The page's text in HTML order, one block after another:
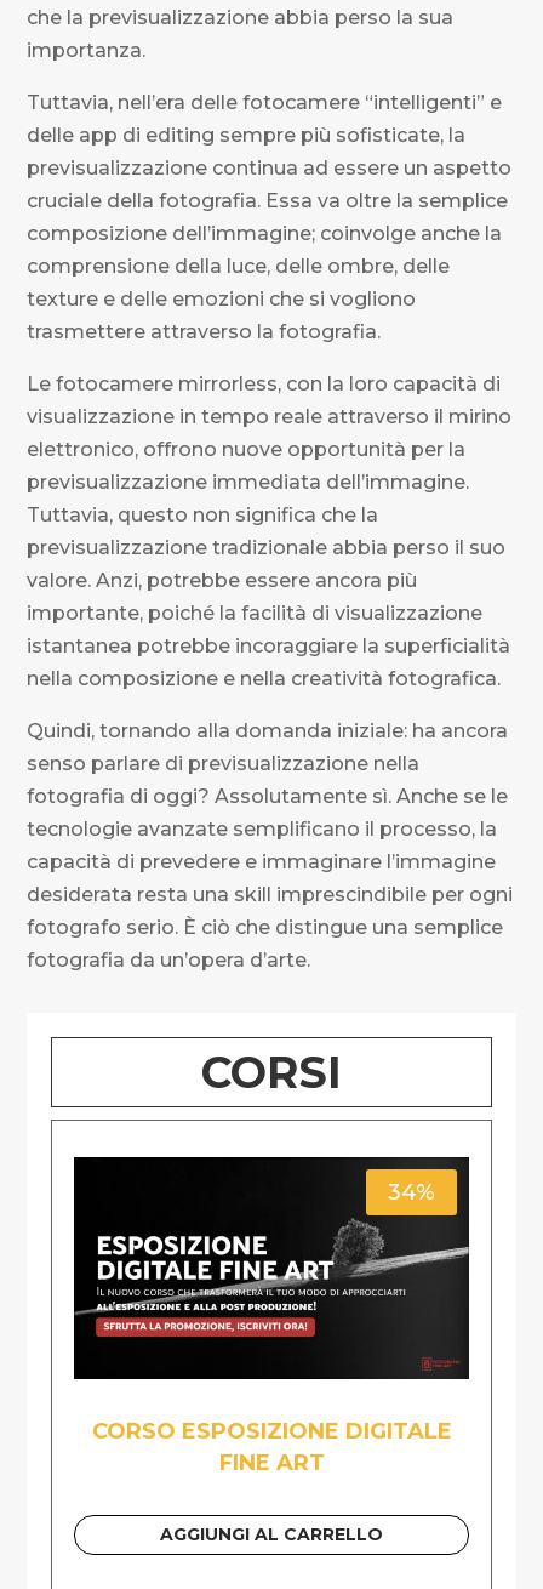
che la previsualizzazione abbia perso la sua
importanza.
Tuttavia, nell’era delle fotocamere “intelligenti” e
delle app di editing sempre più sofisticate, la
previsualizzazione continua ad essere un aspetto
cruciale della fotografia. Essa va oltre la semplice
composizione dell’immagine; coinvolge anche la
comprensione della luce, delle ombre, delle
texture e delle emozioni che si vogliono
trasmettere attraverso la fotografia.
Le fotocamere mirrorless, con la loro capacità di
visualizzazione in tempo reale attraverso il mirino
elettronico, offrono nuove opportunità per la
previsualizzazione immediata dell’immagine.
Tuttavia, questo non significa che la
previsualizzazione tradizionale abbia perso il suo
valore. Anzi, potrebbe essere ancora più
importante, poiché la facilità di visualizzazione
istantanea potrebbe incoraggiare la superficialità
nella composizione e nella creatività fotografica.
Quindi, tornando alla domanda iniziale: ha ancora
senso parlare di previsualizzazione nella
fotografia di oggi? Assolutamente sì. Anche se le
tecnologie avanzate semplificano il processo, la
capacità di prevedere e immaginare l’immagine
desiderata resta una skill imprescindibile per ogni
fotografo serio. È ciò che distingue una semplice
fotografia da un’opera d’arte.
CORSI
34%
CORSO ESPOSIZIONE DIGITALE
FINE ART
AGGIUNGI AL CARRELLO